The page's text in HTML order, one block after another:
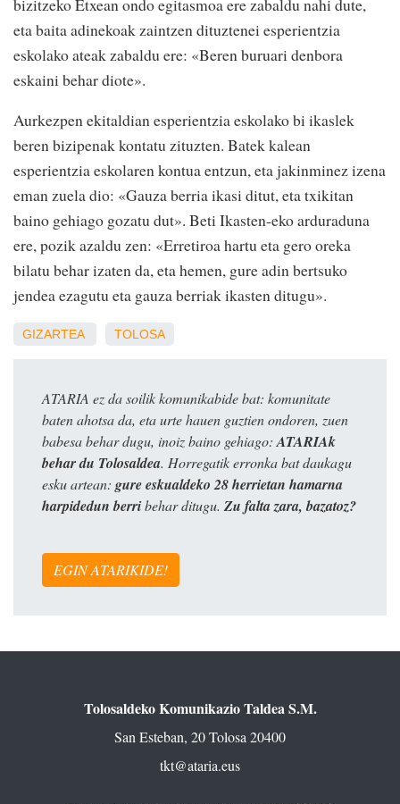
eta baita adinekoak zaintzen dituztenei esperientzia
eskolako ateak zabaldu ere: «Beren buruari denbora
eskaini behar diote».
Aurkezpen ekitaldian esperientzia eskolako bi ikaslek
beren bizipenak kontatu zituzten. Batek kalean
esperientzia eskolaren kontua entzun, eta jakinminez izena
eman zuela dio: «Gauza berria ikasi ditut, eta txikitan
baino gehiago gozatu dut». Beti Ikasten-eko arduraduna
ere, pozik azaldu zen: «Erretiroa hartu eta gero oreka
bilatu behar izaten da, eta hemen, gure adin bertsuko
jendea ezagutu eta gauza berriak ikasten ditugu».
GIZARTEA TOLOSA
ATARIA ez da soilik komunikabide bat: komunitate
baten ahotsa da, eta urte hauen guztien ondoren, zuen
babesa behar dugu, inoiz baino gehiago: ATARIAk
behar du Tolosaldea. Horregatik erronka bat daukagu
esku artean: gure eskualdeko 28 herrietan hamarna
harpidedun berribehar ditugu. Zu falta zara, bazatoz?
EGIN ATARIKIDE!
Tolosaldeko Komunikazio Taldea S.M.
San Esteban, 20 Tolosa 20400
tkt@ataria.eus